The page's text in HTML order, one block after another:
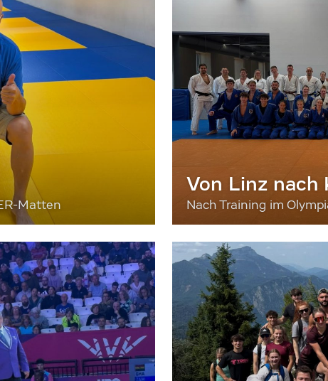
Matten
Von Linz nach
Nach Training im